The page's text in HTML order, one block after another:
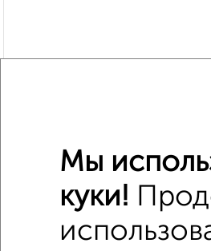
Мы
куки!